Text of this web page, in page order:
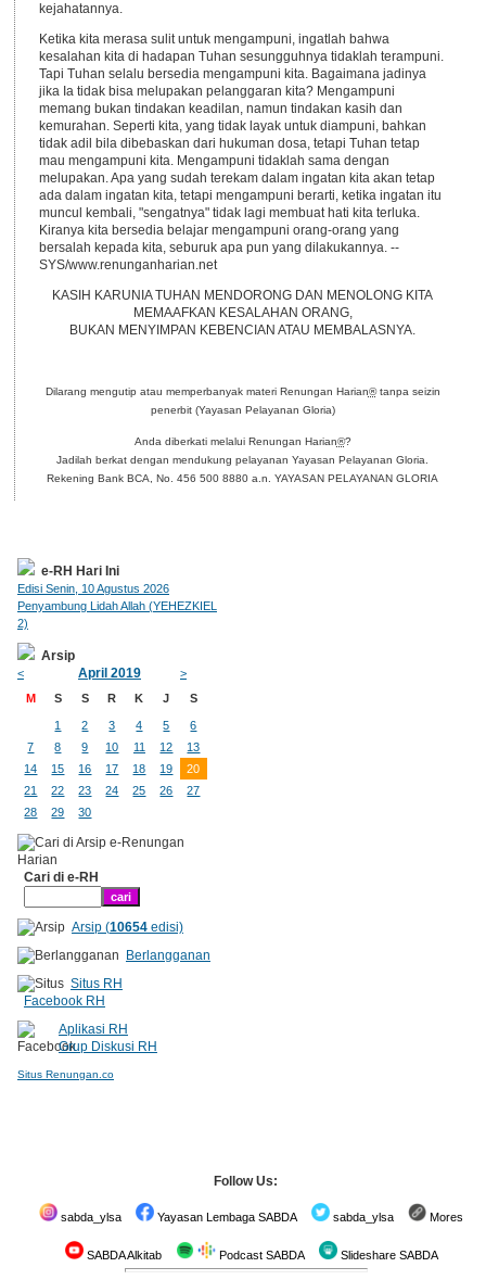
kejahatannya.
Ketika kita merasa sulit untuk mengampuni, ingatlah bahwa
kesalahan kita di hadapan Tuhan sesungguhnya tidaklah terampuni.
Tapi Tuhan selalu bersedia mengampuni kita. Bagaimana jadinya
jika Ia tidak bisa melupakan pelanggaran kita? Mengampuni
memang bukan tindakan keadilan, namun tindakan kasih dan
kemurahan. Seperti kita, yang tidak layak untuk diampuni, bahkan
tidak adil bila dibebaskan dari hukuman dosa, tetapi Tuhan tetap
mau mengampuni kita. Mengampuni tidaklah sama dengan
melupakan. Apa yang sudah terekam dalam ingatan kita akan tetap
ada dalam ingatan kita, tetapi mengampuni berarti, ketika ingatan itu
muncul kembali, "sengatnya" tidak lagi membuat hati kita terluka.
Kiranya kita bersedia belajar mengampuni orang-orang yang
bersalah kepada kita, seburuk apa pun yang dilakukannya. --
SYS/www.renunganharian.net
KASIH KARUNIA TUHAN MENDORONG DAN MENOLONG KITA
MEMAAFKAN KESALAHAN ORANG,
BUKAN MENYIMPAN KEBENCIAN ATAU MEMBALASNYA.
Dilarang mengutip atau memperbanyak materi Renungan Harian®tanpa seizin
penerbit (Yayasan Pelayanan Gloria)
Anda diberkati melalui Renungan Harian®?
Jadilah berkat dengan mendukung pelayanan Yayasan Pelayanan Gloria.
Rekening Bank BCA, No. 456 500 8880 a.n. YAYASAN PELAYANAN GLORIA
e-RH Hari Ini
Edisi Senin, 10 Agustus 2026
Penyambung Lidah Allah (YEHEZKIEL
2)
Arsip
< April 2019
>
M
S S R K J S
1 2 3 4 5
6
7
8 9 10 11 12
13
14
15 16 17 18 19
20
21
22 23 24 25 26
27
28
29 30
Cari di e-RH
Arsip (10654edisi)
Berlangganan
Situs RH
Facebook RH
Aplikasi RH
Grup Diskusi RH
Situs Renungan.co
Follow Us:
sabda_ylsa Yayasan Lembaga SABDA sabda_ylsa Mores
SABDA Alkitab Podcast SABDA Slideshare SABDA